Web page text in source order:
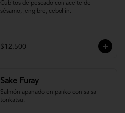
Cubitos de pescado con aceite de
sésamo, jengibre, cebollín.
$12.500
Sake Furay
Salmón apanado en panko con salsa
tonkatsu.